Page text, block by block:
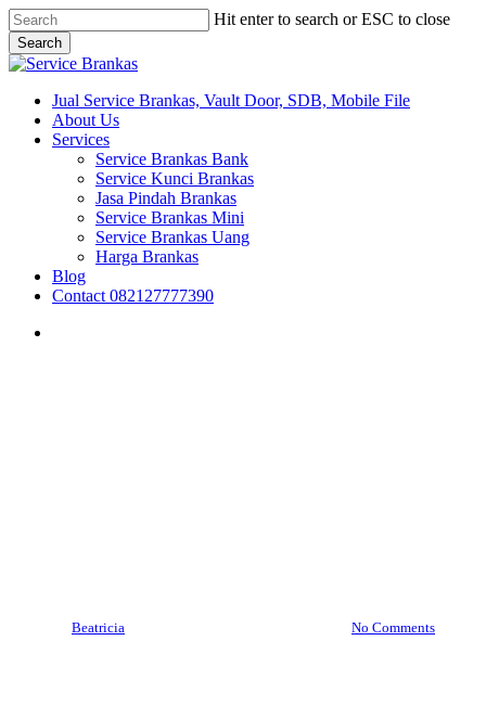
Skip
to
main
content
Hit enter to search or ESC to close
Search
Close
search
Menu
Jual Service Brankas, Vault Door, SDB, Mobile File
About Us
Services
Service Brankas Bank
Service Kunci Brankas
Jasa Pindah Brankas
Service Brankas Mini
Service Brankas Uang
Harga Brankas
Blog
Contact 082127777390
Beatricia No Comments